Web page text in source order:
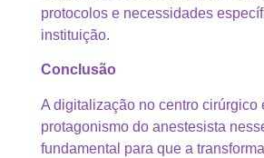
protocolos e necessidades
instituição.
Conclusão
A digitalização no centro cirúrgico
protagonismo do anestesista
fundamental para que a